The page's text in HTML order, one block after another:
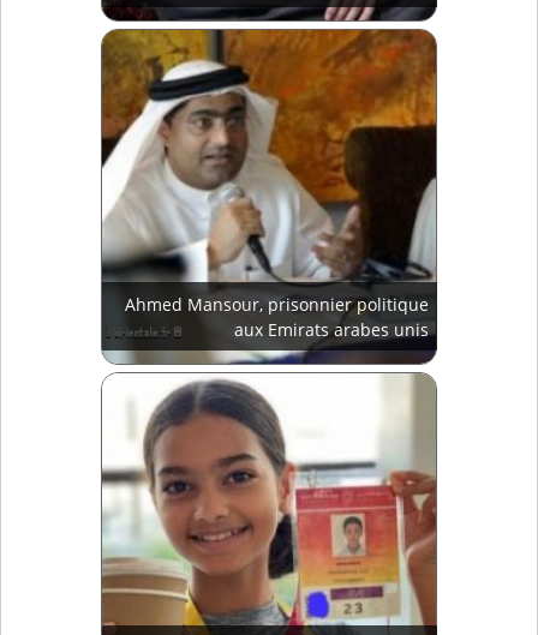
Ahmed Mansour, prisonnier politique
aux Emirats arabes unis